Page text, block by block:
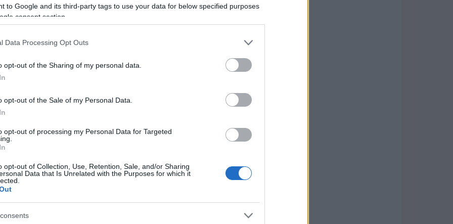
to Google and its third-party tags to use your data for below specified purposes
consent section.
Data Processing Opt Outs
opt-out of the Sharing of my personal data.
opt-out of the Sale of my Personal Data.
opt-out of processing my Personal Data for Targeted
opt-out of Collection, Use, Retention, Sale, and/or Sharing
Data that Is Unrelated with the Purposes for which it
il tuo scopo è quello di rafforzare e tonificare i
consigliabile eseguire ciascuno esercizio per
migliorare la tonicità dei glutei. Inizia in
delle spalle, il peso del corpo al centro e le
come se ti stessi sedendo, spingendo i